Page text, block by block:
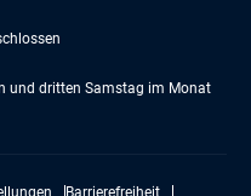
und dritten Samstag im Monat
Barrierefreiheit